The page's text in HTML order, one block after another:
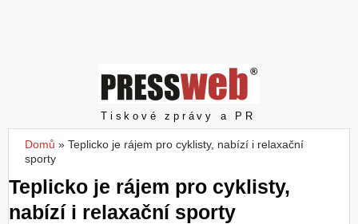
č
Pressweb
Tiskové zprávy a PR
Jste zde
Domů » Teplicko je rájem pro cyklisty, nabízí i relaxační
sporty
Teplicko je rájem pro cyklisty,
nabízí i relaxační sporty